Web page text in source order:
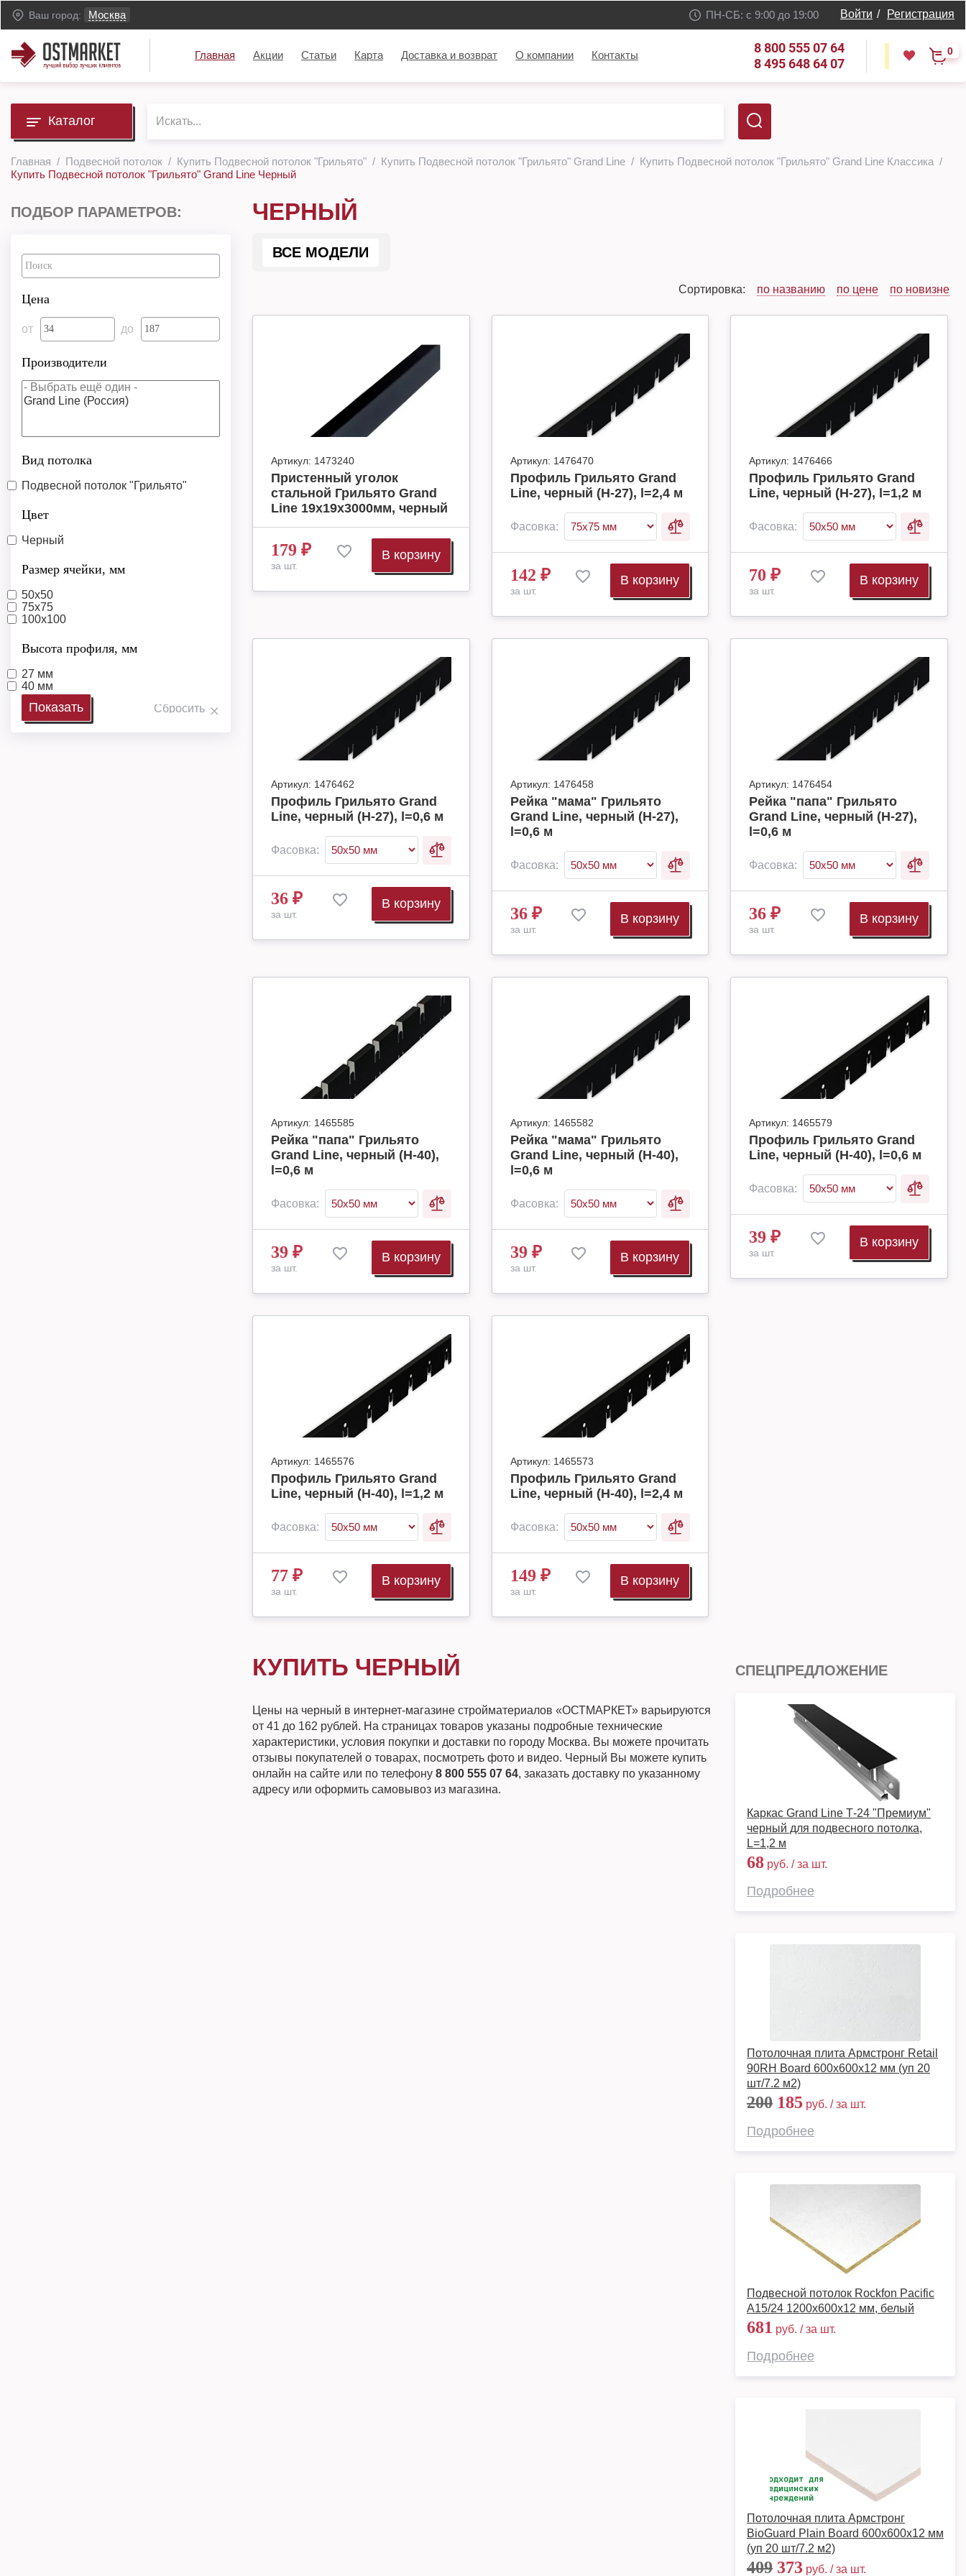
Ваш город: Москва ПН-СБ: с 9:00 до 19:00 Войти / Регистрация
Главная Акции Статьи Карта Доставка и возврат О компании Контакты
8 800 555 07 64
8 495 648 64 07
0
Каталог
Главная Подвесной потолок Купить Подвесной потолок "Грильято" Купить Подвесной потолок "Грильято" Grand Line
Купить Подвесной потолок "Грильято" Grand Line Классика
Купить Подвесной потолок "Грильято" Grand Line Черный
ПОДБОР ПАРАМЕТРОВ:
Цена
от до
Производители
Вид потолка
Подвесной потолок "Грильято"
Цвет
Черный
Размер ячейки, мм
50x50
75х75
100x100
Высота профиля, мм
27 мм
40 мм
ЧЕРНЫЙ
ВСЕ МОДЕЛИ
Сортировка: по названию по цене по новизне
Артикул: 1473240
Пристенный уголок
стальной Грильято Grand
Line 19х19х3000мм, черный
179 ₽
за шт.
В корзину
Артикул: 1476470
Профиль Грильято Grand
Line, черный (H-27), l=2,4 м
Фасовка:
142 ₽
за шт.
В корзину
Артикул: 1476466
Профиль Грильято Grand
Line, черный (H-27), l=1,2 м
Фасовка:
70 ₽
за шт.
В корзину
Артикул: 1476462
Профиль Грильято Grand
Line, черный (H-27), l=0,6 м
Фасовка:
36 ₽
за шт.
В корзину
Артикул: 1476458
Рейка "мама" Грильято
Grand Line, черный (H-27),
l=0,6 м
Фасовка:
36₽
за шт.
В корзину
Артикул: 1476454
Рейка "папа" Грильято
Grand Line, черный (H-27),
l=0,6 м
Фасовка:
36 ₽
за шт.
В корзину
Артикул: 1465585
Рейка "папа" Грильято
Grand Line, черный (H-40),
l=0,6 м
Фасовка:
39 ₽
за шт.
В корзину
Артикул: 1465582
Рейка "мама" Грильято
Grand Line, черный (H-40),
l=0,6 м
Фасовка:
39₽
за шт.
В корзину
Артикул: 1465579
Профиль Грильято Grand
Line, черный (H-40), l=0,6 м
Фасовка:
39 ₽
за шт.
В корзину
Артикул: 1465576
Профиль Грильято Grand
Line, черный (H-40), l=1,2 м
Фасовка:
77 ₽
за шт.
В корзину
Артикул: 1465573
Профиль Грильято Grand
Line, черный (H-40), l=2,4 м
Фасовка:
149₽
за шт.
В корзину
КУПИТЬ ЧЕРНЫЙ
Цены на черный в интернет-магазине стройматериалов «ОСТМАРКЕТ» варьируются
от 41 до 162 рублей. На страницах товаров указаны подробные технические
характеристики, условия покупки и доставки по городу Москва. Вы можете прочитать
отзывы покупателей о товарах, посмотреть фото и видео. Черный Вы можете купить
онлайн на сайте или по телефону 8 800 555 07 64, заказать доставку по указанному
адресу или оформить самовывоз из магазина.
СПЕЦПРЕДЛОЖЕНИЕ
Каркас Grand Line Т-24 "Премиум"
черный для подвесного потолка,
L=1,2 м
68 руб. / за шт.
Подробнее
Потолочная плита Армстронг Retail
90RH Board 600x600x12 мм (уп 20
шт/7.2 м2)
200 185 руб. / за шт.
Подробнее
Подвесной потолок Rockfon Pacific
A15/24 1200х600x12 мм, белый
681 руб. / за шт.
Подробнее
Потолочная плита Армстронг
BioGuard Plain Board 600x600x12 мм
(уп 20 шт/7.2 м2)
409 373 руб. / за шт.